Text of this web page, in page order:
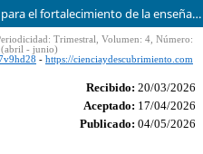
Gerencia educativa estratégica para el fortalecimiento de la enseñanza matemática en educación primaria